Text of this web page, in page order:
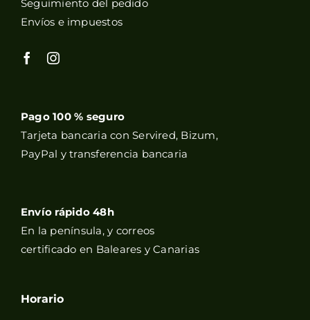
Seguimiento del pedido
Envíos e impuestos
Pago 100 % seguro
Tarjeta bancaria con Servired, Bizum,
PayPal y transferencia bancaria
Envío rápido 48h
En la península, y correos
certificado en Baleares y Canarias
Horario